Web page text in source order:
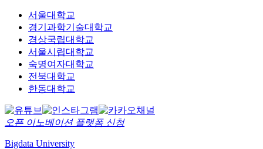
서울대학교
경기과학기술대학교
경상국립대학교
서울시립대학교
숙명여자대학교
전북대학교
한동대학교
오픈 이노베이션 플랫폼 신청
Bigdata University